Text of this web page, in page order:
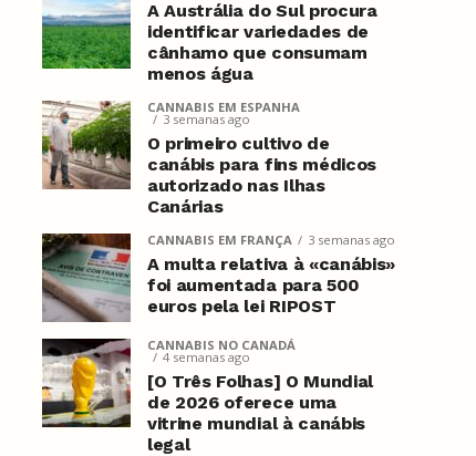
A Austrália do Sul procura
identificar variedades de
cânhamo que consumam
menos água
CANNABIS EM ESPANHA
3 semanas ago
O primeiro cultivo de
canábis para fins médicos
autorizado nas Ilhas
Canárias
CANNABIS EM FRANÇA 3 semanas ago
A multa relativa à «canábis»
foi aumentada para 500
euros pela lei RIPOST
CANNABIS NO CANADÁ
4 semanas ago
[O Três Folhas] O Mundial
de 2026 oferece uma
vitrine mundial à canábis
legal